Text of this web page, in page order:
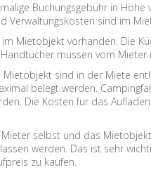
Buchungsgebühr in Höhe
Verwaltungskosten sind im
Mietobjekt vorhanden. Die
müssen vom
Mietobjekt sind in der Miete
belegt werden.
Die Kosten für das
selbst und das
werden. Das ist sehr
zu kaufen.